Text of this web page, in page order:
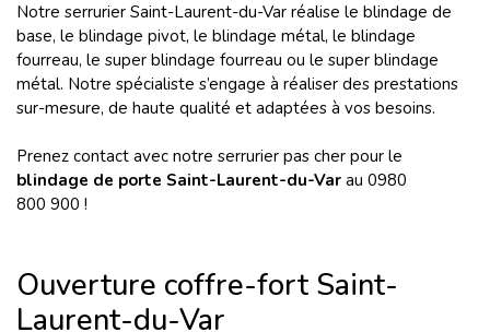
Notre serrurier Saint-Laurent-du-Var réalise le blindage de
base, le blindage pivot, le blindage métal, le blindage
fourreau, le super blindage fourreau ou le super blindage
métal. Notre spécialiste s’engage à réaliser des prestations
sur-mesure, de haute qualité et adaptées à vos besoins.
Prenez contact avec notre serrurier pas cher pour le
blindage de porte Saint-Laurent-du-Var au 0980
800 900 !
Ouverture coffre-fort Saint-
Laurent-du-Var